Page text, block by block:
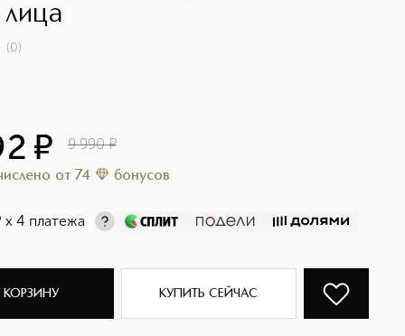
(0)
¤ 9 990 ¤
от 74 бонусов
х 4 платежа
КОРЗИНУ КУПИТЬ СЕЙЧАС